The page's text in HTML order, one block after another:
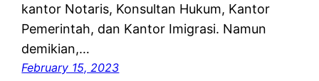
kantor Notaris, Konsultan Hukum, Kantor
Pemerintah, dan Kantor Imigrasi. Namun
demikian,…
February 15, 2023